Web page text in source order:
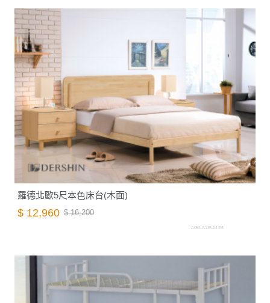
羅德北歐5尺本色床台(木面)
$ 12,960 $ 16,200
A058.A149-04.26